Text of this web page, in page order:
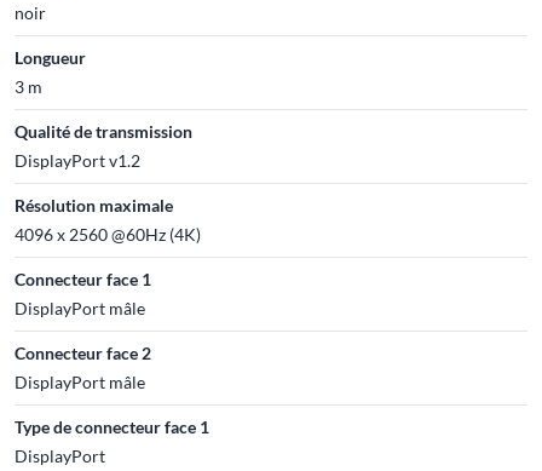
noir
Longueur
3 m
Qualité de transmission
DisplayPort v1.2
Résolution maximale
4096 x 2560 @60Hz (4K)
Connecteur face 1
DisplayPort mâle
Connecteur face 2
DisplayPort mâle
Type de connecteur face 1
DisplayPort